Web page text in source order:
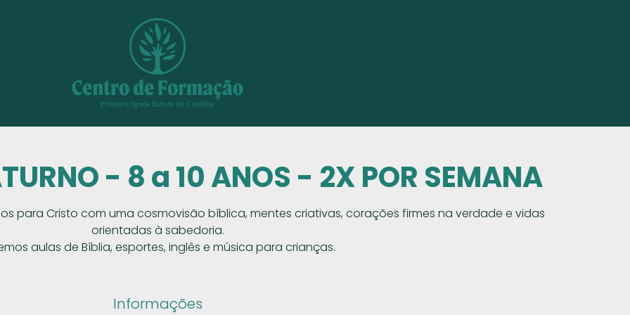
- 8 a 10 ANOS - 2X POR SEMANA
para Cristo com uma cosmovisão bíblica, mentes criativas, corações firmes na verdade e vidas
orientadas à sabedoria.
aulas de Bíblia, esportes, inglês e música para crianças.
Informações